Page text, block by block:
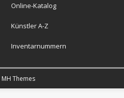
Online-Katalog
Künstler A-Z
Inventarnummern
MH Themes